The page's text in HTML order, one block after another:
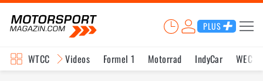
PLUS
WTCC Videos Formel 1 Motorrad IndyCar WEC